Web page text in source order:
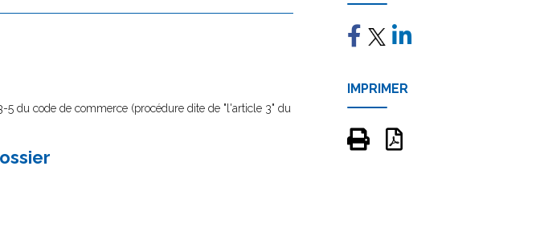
du code de commerce (procédure dite de "l'article 3" du
IMPRIMER